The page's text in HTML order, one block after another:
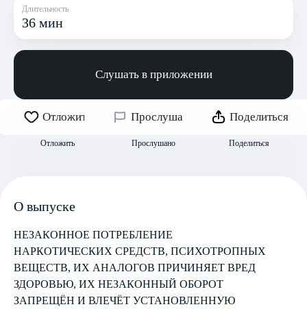
Длительность
36 мин
Слушать в приложении
Отложить
Отложить
Прослушано
Прослушано
Поделиться
Поделиться
О выпуске
НЕЗАКОННОЕ ПОТРЕБЛЕНИЕ
НАРКОТИЧЕСКИХ СРЕДСТВ, ПСИХОТРОПНЫХ
ВЕЩЕСТВ, ИХ АНАЛОГОВ ПРИЧИНЯЕТ ВРЕД
ЗДОРОВЬЮ, ИХ НЕЗАКОННЫЙ ОБОРОТ
ЗАПРЕЩЁН И ВЛЕЧЁТ УСТАНОВЛЕННУЮ